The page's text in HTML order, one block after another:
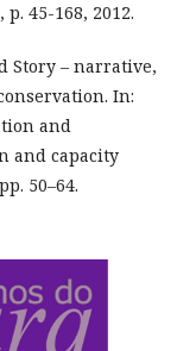
45-168, 2012.
Story – narrative,
In:
and
and capacity
50–64.